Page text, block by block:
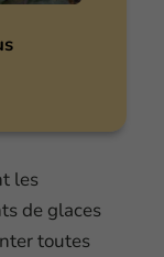
les
de glaces
toutes